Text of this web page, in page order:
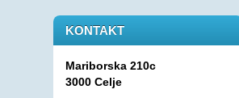
KONTAKT
Mariborska 210c
3000 Celje